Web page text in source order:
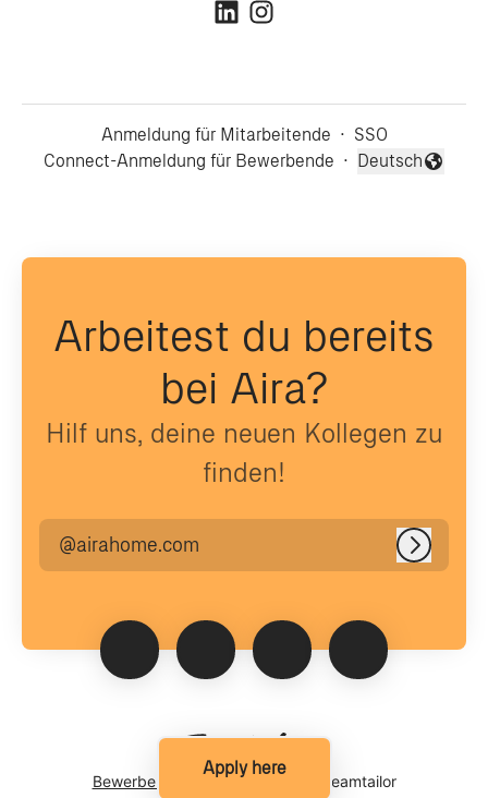
Apply here
Anmeldung für Mitarbeitende · SSO
Connect-Anmeldung für Bewerbende ·
Sprache ändern
Deutsch
Arbeitest du bereits
bei Aira?
Hilf uns, deine neuen Kollegen zu
finden!
@airahome.com
Bewerber-Tracking-System von Teamtailor